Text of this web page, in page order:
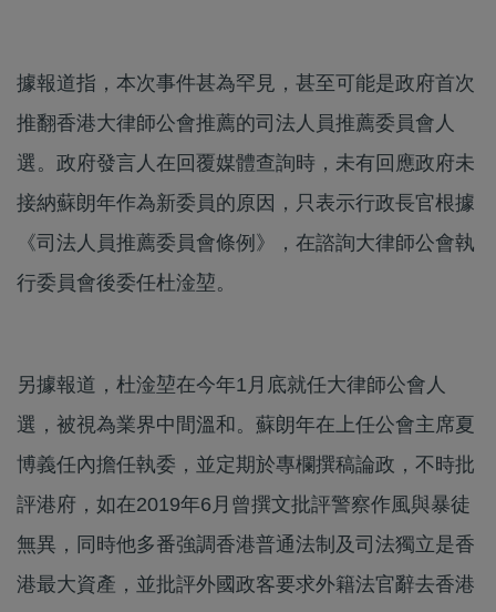
據報道指，本次事件甚為罕見，甚至可能是政府首次
推翻香港大律師公會推薦的司法人員推薦委員會人
選。政府發言人在回覆媒體查詢時，未有回應政府未
接納蘇朗年作為新委員的原因，只表示行政長官根據
《司法人員推薦委員會條例》，在諮詢大律師公會執
行委員會後委任杜淦堃。
另據報道，杜淦堃在今年1月底就任大律師公會人
選，被視為業界中間溫和。蘇朗年在上任公會主席夏
博義任內擔任執委，並定期於專欄撰稿論政，不時批
評港府，如在2019年6月曾撰文批評警察作風與暴徒
無異，同時他多番強調香港普通法制及司法獨立是香
港最大資產，並批評外國政客要求外籍法官辭去香港